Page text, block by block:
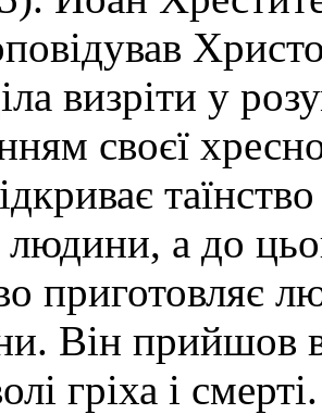
визріти у
своєї
людини, а до
приготовляє
Він прийшов
гріха і смерті.